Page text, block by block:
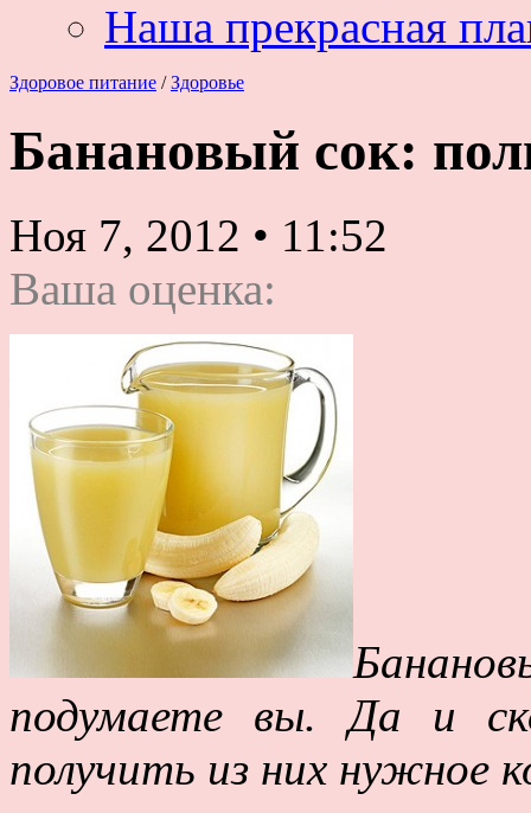
Наша прекрасная
Здоровое питание / Здоровье
Банановый сок:
Ноя 7, 2012 • 11:52
Ваша оценка:
подумаете вы. Да и
получить из них нужное